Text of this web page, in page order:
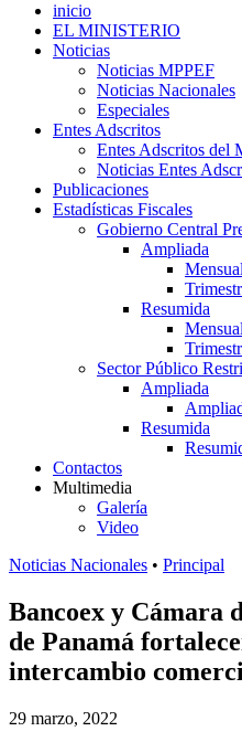
inicio
EL MINISTERIO
Noticias
Noticias MPPEF
Noticias Nacionales
Especiales
Entes Adscritos
Entes Adscritos del
Noticias Entes
Publicaciones
Estadísticas Fiscales
Gobierno Central
Ampliada
Mensual
Resumida
Mensual
Sector Público
Ampliada
Resumida
Contactos
Multimedia
Galería
Video
Noticias Nacionales • Principal
Bancoex y Cámara
de Panamá
intercambio
29 marzo, 2022